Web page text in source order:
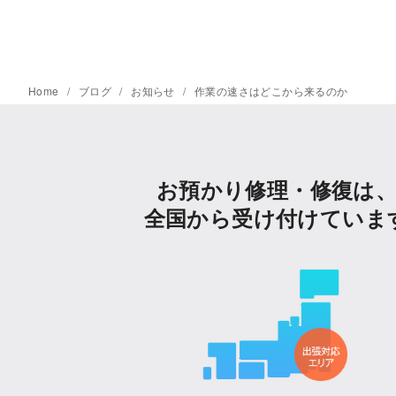
Home ブログ お知らせ 作業の速さはどこから来るのか
お預かり修理・修復は
全国から受け付けていま